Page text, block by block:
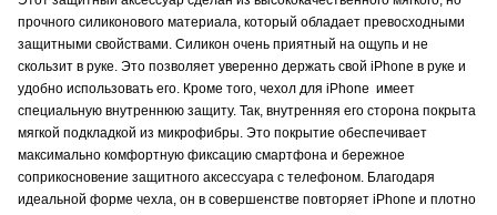
прочного силиконового материала, который обладает превосходными
защитными свойствами. Силикон очень приятный на ощупь и не
скользит в руке. Это позволяет уверенно держать свой iPhone в руке и
удобно использовать его. Кроме того, чехол для iPhone имеет
специальную внутреннюю защиту. Так, внутренняя его сторона покрыта
мягкой подкладкой из микрофибры. Это покрытие обеспечивает
максимально комфортную фиксацию смартфона и бережное
соприкосновение защитного аксессуара с телефоном. Благодаря
идеальной форме чехла, он в совершенстве повторяет iPhone и плотно